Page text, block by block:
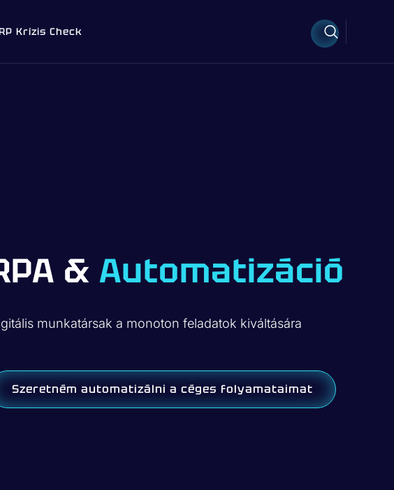
Krízis Check
& Automatizáció
munkatársak a monoton feladatok kiváltására
Szeretném automatizálni a céges folyamataimat